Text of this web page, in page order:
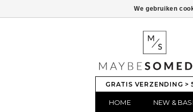
GRATIS VERZENDING >
HOME NEW &
We gebruiken